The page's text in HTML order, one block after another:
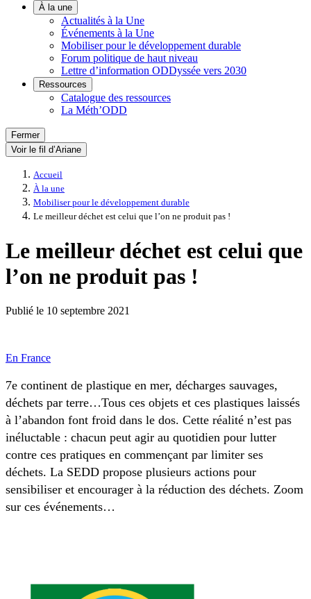
À la une
Actualités à la Une
Événements à la Une
Mobiliser pour le développement durable
Forum politique de haut niveau
Lettre d’information ODDyssée vers 2030
Ressources
Catalogue des ressources
La Méth’ODD
Fermer
Voir le fil d’Ariane
Accueil
À la une
Mobiliser pour le développement durable
Le meilleur déchet est celui que l’on ne produit pas !
Le meilleur déchet est celui que
l’on ne produit pas !
Publié le 10 septembre 2021
En France
7e continent de plastique en mer, décharges sauvages,
déchets par terre…Tous ces objets et ces plastiques laissés
à l’abandon font froid dans le dos. Cette réalité n’est pas
inéluctable : chacun peut agir au quotidien pour lutter
contre ces pratiques en commençant par limiter ses
déchets. La SEDD propose plusieurs actions pour
sensibiliser et encourager à la réduction des déchets. Zoom
sur ces événements…